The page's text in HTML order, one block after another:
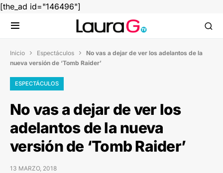
[the_ad id="146496"]
Inicio  Espectáculos  No vas a dejar de ver los adelantos de la
nueva versión de ‘Tomb Raider’
ESPECTÁCULOS
No vas a dejar de ver los
adelantos de la nueva
versión de ‘Tomb Raider’
13 MARZO, 2018